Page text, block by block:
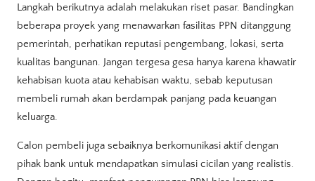
Langkah berikutnya adalah melakukan riset pasar. Bandingkan
beberapa proyek yang menawarkan fasilitas PPN ditanggung
pemerintah, perhatikan reputasi pengembang, lokasi, serta
kualitas bangunan. Jangan tergesa gesa hanya karena khawatir
kehabisan kuota atau kehabisan waktu, sebab keputusan
membeli rumah akan berdampak panjang pada keuangan
keluarga.
Calon pembeli juga sebaiknya berkomunikasi aktif dengan
pihak bank untuk mendapatkan simulasi cicilan yang realistis.